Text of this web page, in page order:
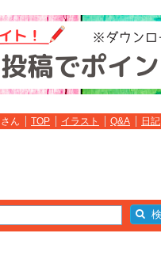
さん TOP イラスト Q&A 日記